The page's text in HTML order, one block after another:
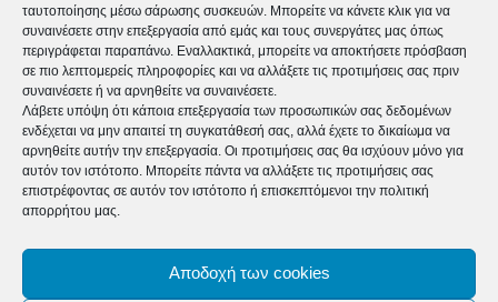
ταυτοποίησης μέσω σάρωσης συσκευών. Μπορείτε να κάνετε κλικ για να
συναινέσετε στην επεξεργασία από εμάς και τους συνεργάτες μας όπως
περιγράφεται παραπάνω. Εναλλακτικά, μπορείτε να αποκτήσετε πρόσβαση
σε πιο λεπτομερείς πληροφορίες και να αλλάξετε τις προτιμήσεις σας πριν
συναινέσετε ή να αρνηθείτε να συναινέσετε.
Λάβετε υπόψη ότι κάποια επεξεργασία των προσωπικών σας δεδομένων
ενδέχεται να μην απαιτεί τη συγκατάθεσή σας, αλλά έχετε το δικαίωμα να
αρνηθείτε αυτήν την επεξεργασία. Οι προτιμήσεις σας θα ισχύουν μόνο για
αυτόν τον ιστότοπο. Μπορείτε πάντα να αλλάξετε τις προτιμήσεις σας
επιστρέφοντας σε αυτόν τον ιστότοπο ή επισκεπτόμενοι την πολιτική
απορρήτου μας.
Αποδοχή των cookies
μετάβασης στο γραφείο του θεραπευτή και υπάρχει
μεγαλύτερη ευελιξία στο πρόγραμμα.
Παράδειγμα τέταρτο: Η περιοχή που διαμένει ο κάθε
υποψήφιος θεραπευόμενος ορίζει και περιορίζει σε
μεγάλο βαθμό το είδος και την ποιότητα της
θεραπευτικής βοήθειας που θα λάβει. Μπορεί λοιπόν
κάποιος υποψήφιος θεραπευόμενος να έχει την
ανάγκη να εμπλακεί σε μια θεραπεία ζεύγους αλλά
στην περιοχή που μένει να μην υπάρχει